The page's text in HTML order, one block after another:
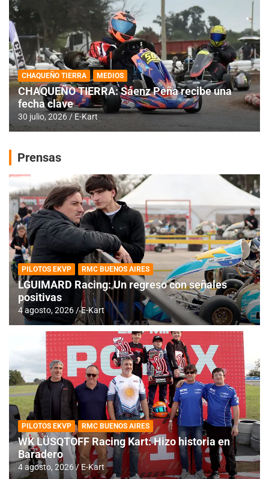
CHAQUEÑO TIERRA MEDIOS
CHAQUEÑO TIERRA: Sáenz Peña recibe una
fecha clave
30 julio, 2026 E-Kart
Prensas
PILOTOS EKVP RMC BUENOS AIRES
LGUIMARD Racing: Un regreso con señales
positivas
4 agosto, 2026 E-Kart
PILOTOS EKVP RMC BUENOS AIRES
WK LÜSQTOFF Racing Kart: Hizo historia en
Baradero
4 agosto, 2026 E-Kart